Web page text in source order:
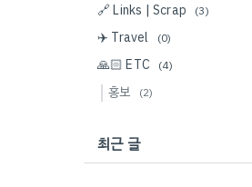
🔗 Links | Scrap (3)
✈️ Travel (0)
🙏🏻 ETC (4)
홍보 (2)
최근 글